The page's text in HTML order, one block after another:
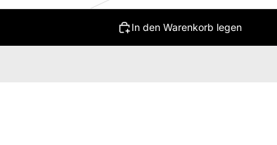
In den Warenkorb legen